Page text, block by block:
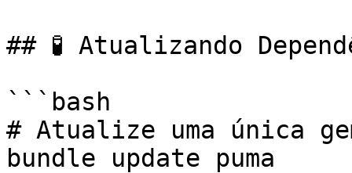
## 🧪 Atualizando
```bash
# Atualize uma única
bundle update puma